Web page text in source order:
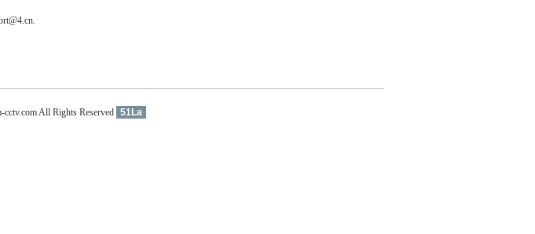
All Rights Reserved 51La